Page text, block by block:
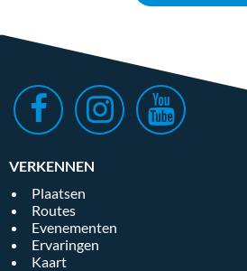
VERKENNEN
Plaatsen
Routes
Evenementen
Ervaringen
Kaart